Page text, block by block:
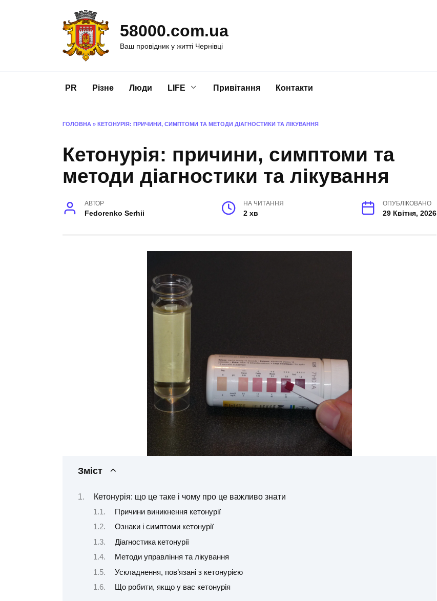
58000.com.ua
Ваш провідник у житті Чернівці
PR Різне Люди LIFE Привітання Контакти
ГОЛОВНА » КЕТОНУРІЯ: ПРИЧИНИ, СИМПТОМИ ТА МЕТОДИ ДІАГНОСТИКИ ТА ЛІКУВАННЯ
Кетонурія: причини, симптоми та
методи діагностики та лікування
АВТОР
Fedorenko Serhii
НА ЧИТАННЯ
2 хв
ОПУБЛІКОВАНО
29 Квітня, 2026
Зміст
Кетонурія: що це таке і чому про це важливо знати
Причини виникнення кетонурії
Ознаки і симптоми кетонурії
Діагностика кетонурії
Методи управління та лікування
Ускладнення, пов’язані з кетонурією
Що робити, якщо у вас кетонурія